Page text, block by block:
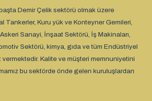
başta Demir Çelik sektörü olmak üzere
Tankerler, Kuru yük ve Konteyner Gemileri,
Sanayi, İnşaat Sektörü, İş Makinaları,
Sektörü, kimya, gıda ve tüm Endüstriyel
Kalite ve müşteri memnuniyetini
bu sektörde önde gelen kuruluşlardan